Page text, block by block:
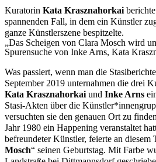
Kuratorin Kata Krasznahorkai
spannenden Fall, in dem ein Künstler
ganze Künstlerszene bespitzelte.
„Das Scheigen von Clara Mosch wird
Spurensuche von Inke Arns, Kata
Was passiert, wenn man die
September 2019 unternahmen die drei
Kata Krasznahorkaiund Inke Arns
Stasi-Akten über die
versuchten sie den genauen Ort zu
Jahr 1980 ein Happening veranstaltet
befreundeter Künstler, feierte an diesem
Mosch“ seinen Geburtstag. Mit Farbe